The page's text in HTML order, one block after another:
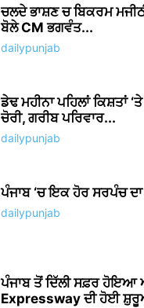
ਚਲਦੇ ਭਾਸ਼ਣ ਚ ਬਿਕਰਮ
ਬੋਲੇ CM ਭਗਵੰਤ...
dailypunjab
ਡੇਢ ਮਹੀਨਾ ਪਹਿਲਾਂ ਕਿਸ਼ਤਾਂ
ਚੋਰੀ, ਗਰੀਬ ਪਰਿਵਾਰ...
dailypunjab
ਪੰਜਾਬ ‘ਚ ਇਕ ਹੋਰ ਸਰਪੰਚ
dailypunjab
ਪੰਜਾਬ ਤੋਂ ਦਿੱਲੀ ਸਫ਼ਰ ਹੋਇਆ
Expressway ਦੀ ਹੋਈ